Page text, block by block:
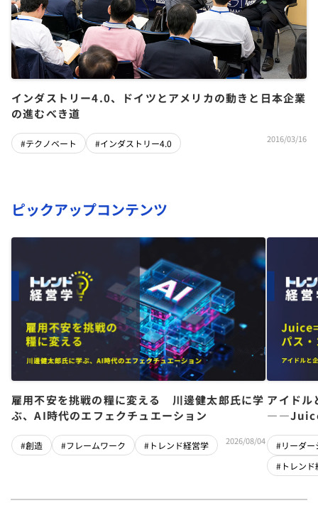
インダストリー4.0、ドイツとアメリカの動きと日本企業
の進むべき道
#テクノベート #インダストリー4.0 2016/03/16
ピックアップコンテンツ
雇用不安を挑戦の糧に変える 川邊健太郎氏に学
ぶ、AI時代のエフェクチュエーション
#創造 #フレームワーク #トレンド経営学 2026/08/04
アイドル
#リーダー
#トレンド